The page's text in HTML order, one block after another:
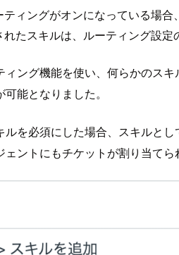
ィングがオンになっている場
たスキルは、ルーティング設
ィング機能を使い、何らかのス
能となりました。
ルを必須にした場合、スキルと
ントにもチケットが割り当てら